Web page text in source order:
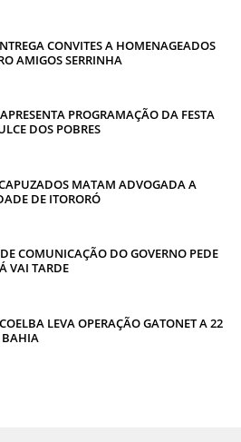
CONVITES A HOMENAGEADOS
AMIGOS SERRINHA
PROGRAMAÇÃO DA FESTA
DOS POBRES
MATAM ADVOGADA A
DE ITORORÓ
COMUNICAÇÃO DO GOVERNO PEDE
VAI TARDE
LEVA OPERAÇÃO GATONET A 22
BAHIA